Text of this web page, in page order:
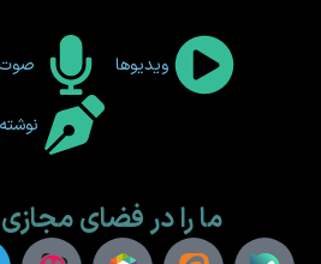
ویدیوها
ما را در فضای